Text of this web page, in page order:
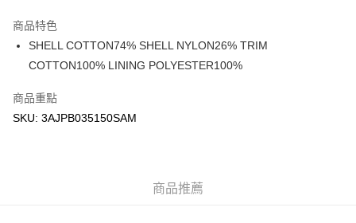
AlipayHK
WeChat Pay
商品特色
SHELL COTTON74% SHELL NYLON26% TRIM
COTTON100% LINING POLYESTER100%
商品重點
SKU: 3AJPB035150SAM
商品推薦